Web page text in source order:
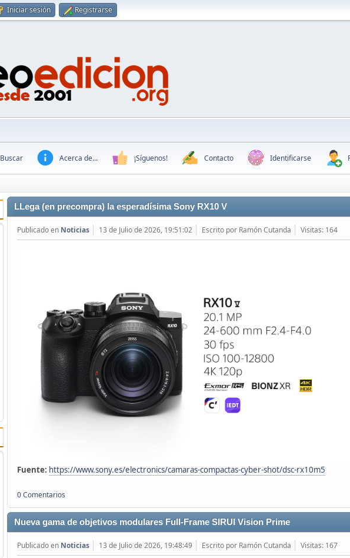
Iniciar sesión Registrarse
Buscar Acerca de... ¡Síguenos! Contacto Identificarse
LLega (en precompra) la esperadísima Sony RX10 V
Publicado en Noticias 13 de Julio de 2026, 19:51:02 Escrito por Ramón Cutanda Visitas: 164
Fuente: https://www.sony.es/electronics/camaras-compactas-cyber-shot/dsc-rx10m5
0 Comentarios
Nueva gama de objetivos modulares Full-Frame SIRUI Vision Prime
Publicado en Noticias 13 de Julio de 2026, 19:48:49 Escrito por Ramón Cutanda Visitas: 167